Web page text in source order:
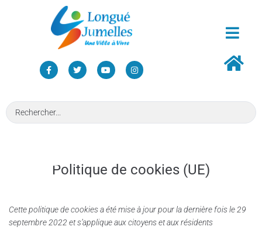
Politique de cookies (UE)
Cette politique de cookies a été mise à jour pour la dernière fois le 29
septembre 2022 et s’applique aux citoyens et aux résidents